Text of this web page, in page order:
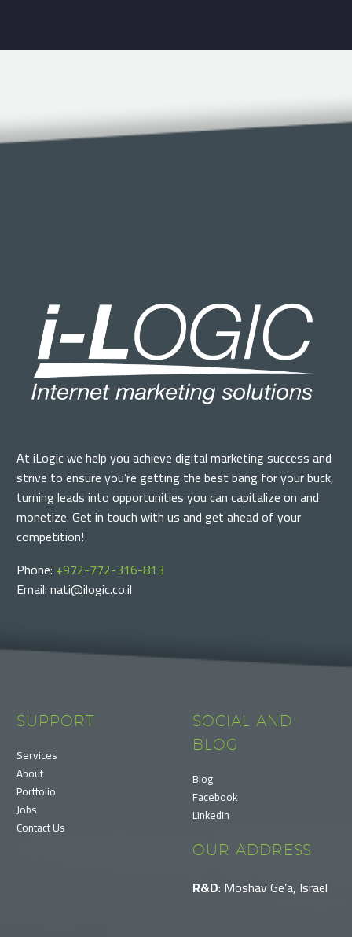
At iLogic we help you achieve digital marketing success and
strive to ensure you’re getting the best bang for your buck,
turning leads into opportunities you can capitalize on and
monetize. Get in touch with us and get ahead of your
competition!
Phone: +972-772-316-813
Email: nati@ilogic.co.il
SUPPORT
Services
About
Portfolio
Jobs
Contact Us
SOCIAL AND
BLOG
Blog
Facebook
LinkedIn
OUR ADDRESS
R&D: Moshav Ge’a, Israel